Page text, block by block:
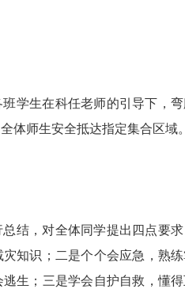
学生在科任老师的引导下，
体师生安全抵达指定集合区域。
结，对全体同学提出四点要
知识；二是个个会应急，熟
生；三是学会自护自救，懂